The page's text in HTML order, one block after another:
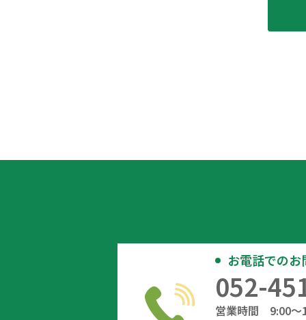
お電話での
052-
営業時間 9:00～